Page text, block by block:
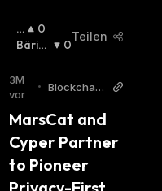
B
U
S
C
:
0
Bärisc
0
Teilen
3M
vor
•
Blockchain
MarsCat and
Cyper Partner
to Pioneer